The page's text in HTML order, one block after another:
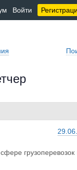
Войти
грузоперевозок